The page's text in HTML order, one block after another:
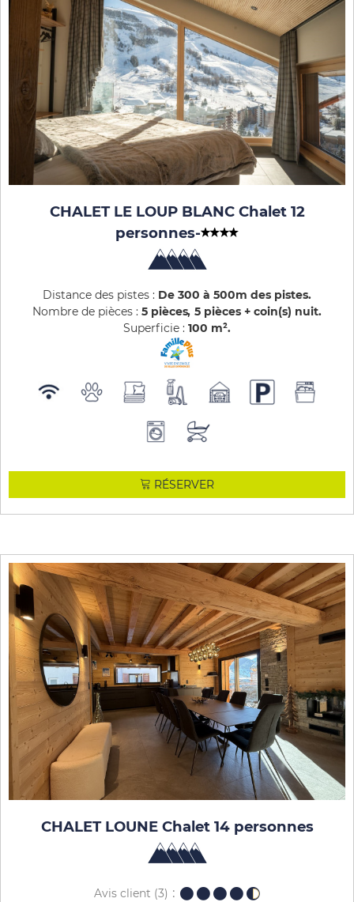
CHALET LE LOUP BLANC Chalet 12
personnes-
Distance des pistes : De 300 à 500m des pistes
Nombre de pièces : 5 pièces 5 pièces + coin(s) nuit
Superficie : 100 m²
RÉSERVER
CHALET LOUNE Chalet 14 personnes
Avis client (3)